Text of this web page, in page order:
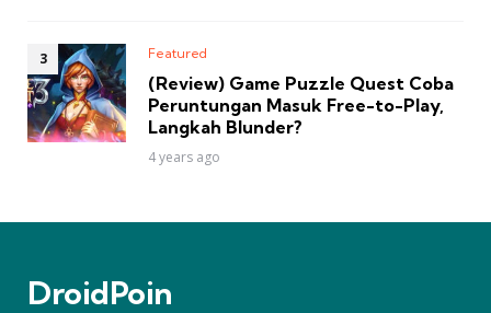
Featured
(Review) Game Puzzle Quest Coba
Peruntungan Masuk Free-to-Play,
Langkah Blunder?
4 years ago
DroidPoin